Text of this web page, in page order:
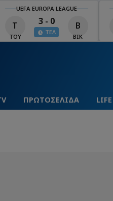
UEFA EUROPA LEAGUE
Τ
ΤΟΥ
3 - 0
ΤΕΛ
Β
ΒΙΚ
ΠΡΩΤΟΣΕΛΙΔΑ LIFE